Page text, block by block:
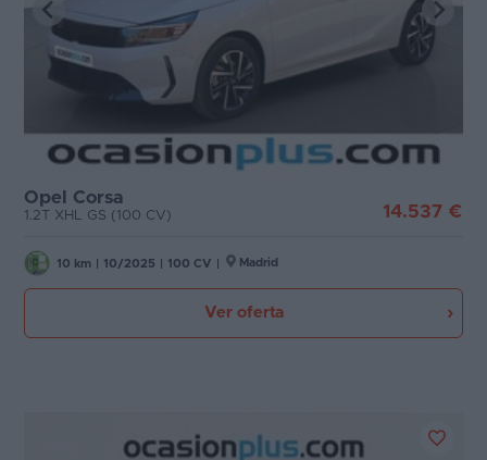
Opel Corsa
1.2T XHL GS (100 CV) 14.537 €
10 km 10/2025 100 CV Madrid
Ver oferta